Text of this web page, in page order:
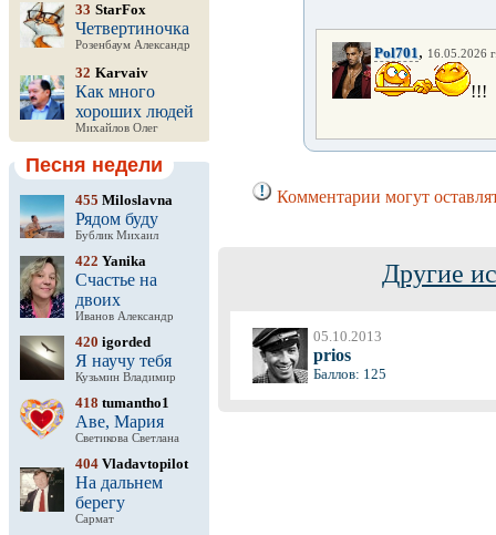
33 StarFox
Четвертиночка
Розенбаум Александр
32 Karvaiv
Как много
хороших людей
Михайлов Олег
Песня недели
455 Miloslavna
Рядом буду
Бублик Михаил
422 Yanika
Счастье на
двоих
Иванов Александр
420 igorded
Я научу тебя
Кузьмин Владимир
418 tumantho1
Аве, Мария
Светикова Светлана
404 Vladavtopilot
На дальнем
берегу
Сармат
Pol701, 16.05.2026
!!!
Комментарии могут
Другие
05.10.2013
prios
Баллов: 125